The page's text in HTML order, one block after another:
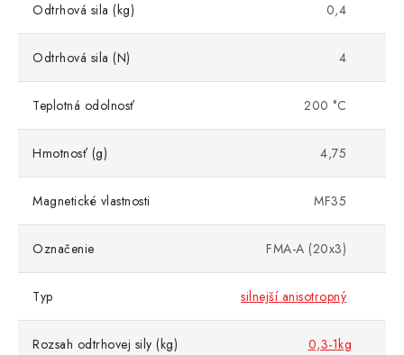
Odtrhová sila (kg) 0,4
Odtrhová sila (N) 4
Teplotná odolnosť 200 °C
Hmotnosť (g) 4,75
Magnetické vlastnosti MF35
Označenie FMA-A (20x3)
Typ silnejší anisotropný
Rozsah odtrhovej sily (kg) 0,3-1kg